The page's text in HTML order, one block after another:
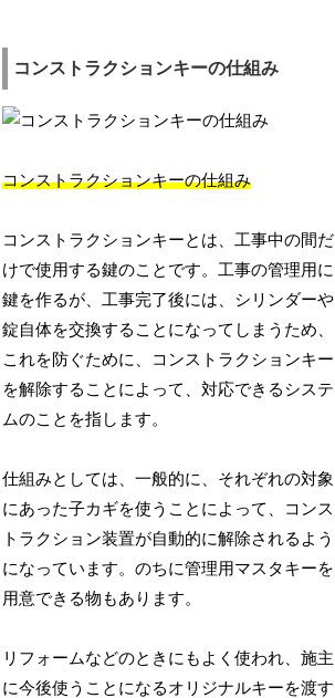
コンストラクションキーの仕組み
コンストラクションキーの仕組み
コンストラクションキーとは、工事中の間だ
けで使用する鍵のことです。工事の管理用に
鍵を作るが、工事完了後には、シリンダーや
錠自体を交換することになってしまうため、
これを防ぐために、コンストラクションキー
を解除することによって、対応できるシステ
ムのことを指します。
仕組みとしては、一般的に、それぞれの対象
にあった子カギを使うことによって、コンス
トラクション装置が自動的に解除されるよう
になっています。のちに管理用マスタキーを
用意できる物もあります。
リフォームなどのときにもよく使われ、施主
に今後使うことになるオリジナルキーを渡す